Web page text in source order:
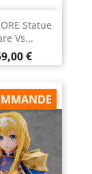
Statue
Vs...
€